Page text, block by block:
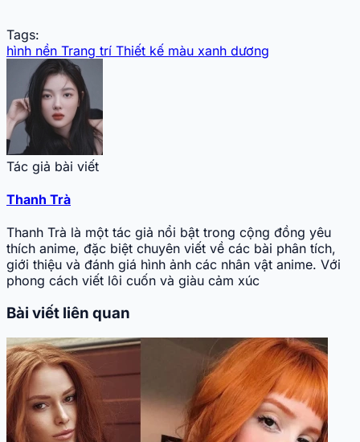
Tags:
hình nền Trang trí Thiết kế màu xanh dương
Tác giả bài viết
Thanh Trà
Thanh Trà là một tác giả nổi bật trong cộng đồng yêu
thích anime, đặc biệt chuyên viết về các bài phân tích,
giới thiệu và đánh giá hình ảnh các nhân vật anime. Với
phong cách viết lôi cuốn và giàu cảm xúc
Bài viết liên quan